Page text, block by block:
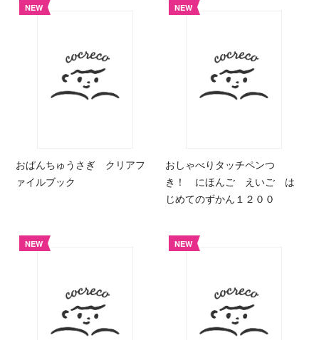
NEW
おぱんちゅうさぎ クリアフ
ァイルブック
NEW
おしゃべりタッチペンつ
き！ にほんご えいご は
じめてのずかん１２００
NEW NEW